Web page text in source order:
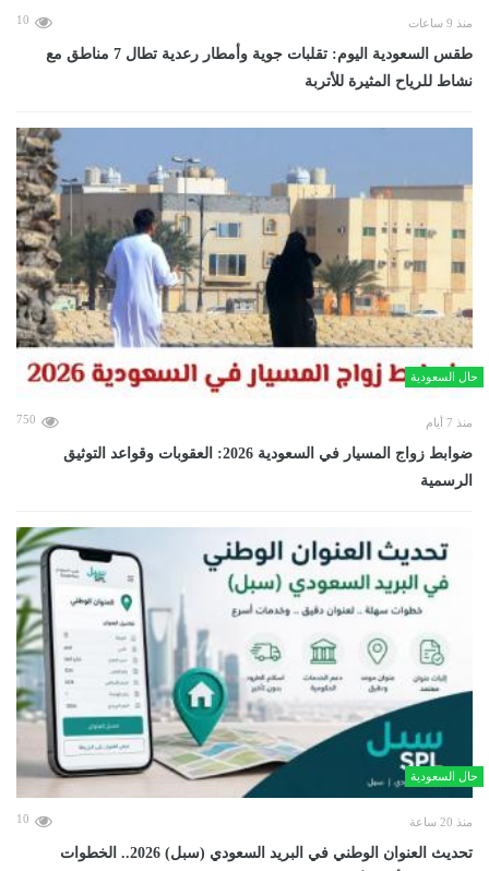
منذ 9 ساعات 10
طقس السعودية اليوم: تقلبات جوية وأمطار رعدية تطال 7 مناطق مع
نشاط للرياح المثيرة للأتربة
حال السعودية
منذ 7 أيام 750
ضوابط زواج المسيار في السعودية 2026: العقوبات وقواعد التوثيق
الرسمية
حال السعودية
منذ 20 ساعة 10
تحديث العنوان الوطني في البريد السعودي (سبل) 2026.. الخطوات